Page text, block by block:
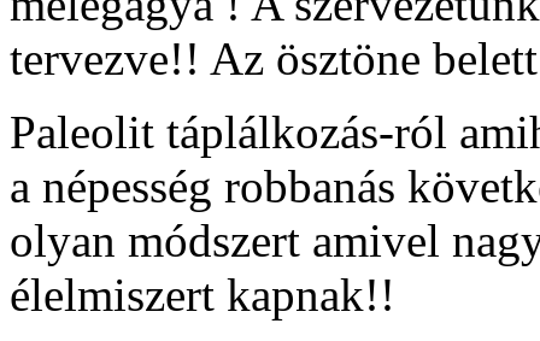
tervezve!! Az ösztöne
Paleolit táplálkozás-ról
a népesség robbanás
olyan módszert amivel
élelmiszert kapnak!!